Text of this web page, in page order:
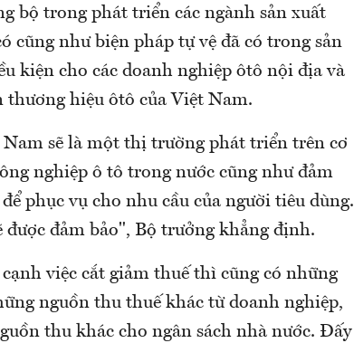
bộ trong phát triển các ngành sản xuất
cũng như biện pháp tự vệ đã có trong sản
kiện cho các doanh nghiệp ôtô nội địa và
thương hiệu ôtô của Việt Nam.
sẽ là một thị trường phát triển trên cơ
nghiệp ô tô trong nước cũng như đảm
phục vụ cho nhu cầu của người tiêu dùng.
đảm bảo", Bộ trưởng khẳng định.
việc cắt giảm thuế thì cũng có những
nguồn thu thuế khác từ doanh nghiệp,
thu khác cho ngân sách nhà nước. Đấy